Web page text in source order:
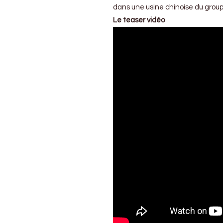
dans une usine chinoise du
Le teaser vidéo